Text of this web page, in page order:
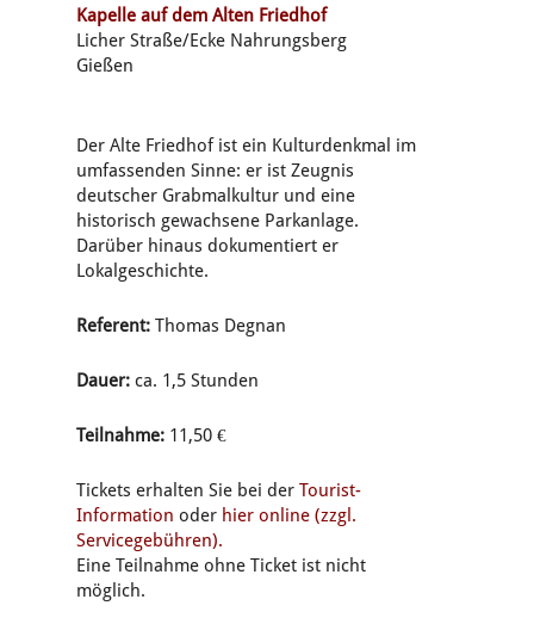
Kapelle auf dem Alten Friedhof
Licher Straße/Ecke Nahrungsberg
Gießen
Der Alte Friedhof ist ein Kulturdenkmal im
umfassenden Sinne: er ist Zeugnis
deutscher Grabmalkultur und eine
historisch gewachsene Parkanlage.
Darüber hinaus dokumentiert er
Lokalgeschichte.
Referent: Thomas Degnan
Dauer: ca. 1,5 Stunden
Teilnahme: 11,50 €
Tickets erhalten Sie bei der Tourist-
Information oder hier online (zzgl.
Servicegebühren).
Eine Teilnahme ohne Ticket ist nicht
möglich.